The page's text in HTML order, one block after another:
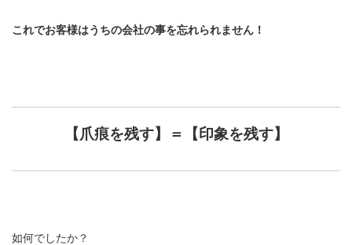
これでお客様はうちの会社の事を忘れられません！
【爪痕を残す】＝【印象を残す】
如何でしたか？